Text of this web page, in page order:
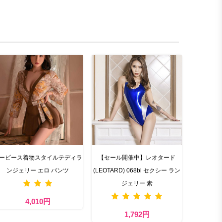
ピース着物スタイルテディラ
ンジェリー エロ パンツ
4,010円
【セール開催中】レオタード
(LEOTARD) 068bl セクシー ラン
ジェリー 素
1,792円